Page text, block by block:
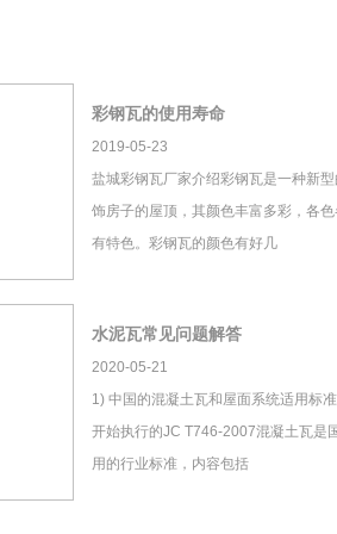
彩钢瓦的使用寿命
2019-05-23
盐城彩钢瓦厂家介绍彩钢瓦是一种新
饰房子的屋顶，其颜色丰富多彩，各
有特色。彩钢瓦的颜色有好几
水泥瓦常见问题解答
2020-05-21
1) 中国的混凝土瓦和屋面系统适用标
开始执行的JC T746-2007混凝土瓦是
用的行业标准，内容包括